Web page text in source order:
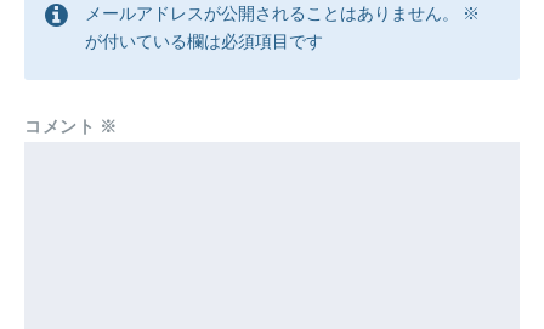
メールアドレスが公開されることはありません。
※
が付いている欄は必須項目です
コメント ※